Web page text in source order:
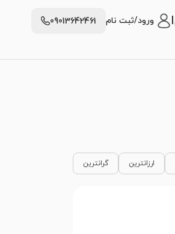
ورود/ثبت نام 09013642461
ارزانترین گرانترین